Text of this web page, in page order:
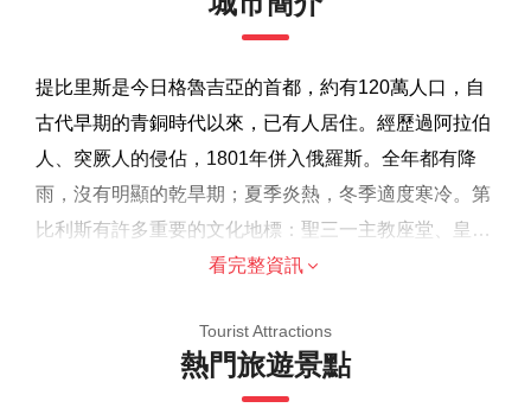
提比里斯是今日格魯吉亞的首都，約有120萬人口，自
古代早期的青銅時代以來，已有人居住。經歷過阿拉伯
人、突厥人的侵佔，1801年併入俄羅斯。全年都有降
雨，沒有明顯的乾旱期；夏季炎熱，冬季適度寒冷。第
比利斯有許多重要的文化地標：聖三一主教座堂、皇
宮、格魯吉亞國家圖書館、喬治亞國家銀行、和平橋
魯斯塔維利劇場等。另外，還有著名的提比里斯國際機
由於遊覽的歷史重點，建議成人參加，但歡迎家庭
大多數旅行者都可以參加
此旅遊/活動最多 8 位旅客
看完整資訊
Tourist Attractions
熱門旅遊景點